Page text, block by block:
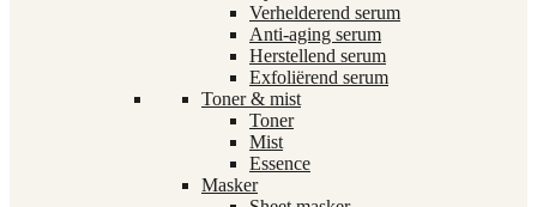
Verhelderend serum
Anti-aging serum
Herstellend serum
Exfoliërend serum
Toner & mist
Toner
Mist
Essence
Masker